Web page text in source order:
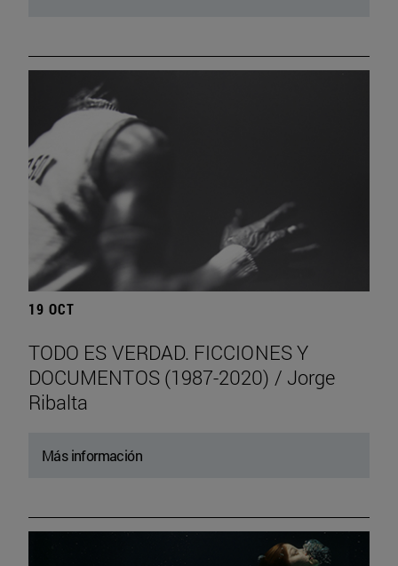
19 OCT
TODO ES VERDAD. FICCIONES Y
DOCUMENTOS (1987-2020) / Jorge
Ribalta
Más información